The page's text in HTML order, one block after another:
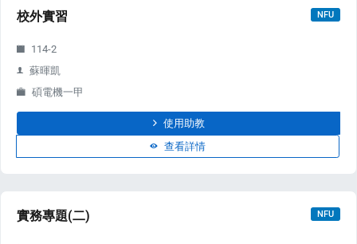
校外實習 NFU
114-2
蘇暉凱
碩電機一甲
使用助教
查看詳情
實務專題(二) NFU